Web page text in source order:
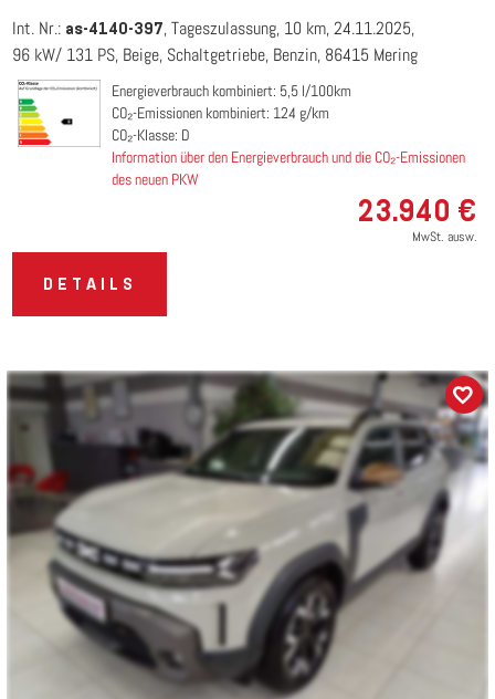
Int. Nr.: as-4140-397 Tageszulassung 10 km 24.11.2025
96 kW/ 131 PS Beige Schaltgetriebe Benzin 86415 Mering
Energieverbrauch kombiniert: 5,5 l/100km
CO₂-Emissionen kombiniert: 124 g/km
CO₂-Klasse: D
Information über den Energieverbrauch und die CO₂-Emissionen
des neuen PKW
23.940 €
MwSt. ausw.
DETAILS